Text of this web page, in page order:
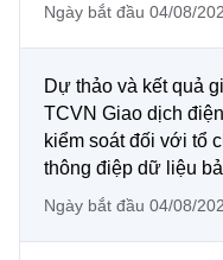
BỘ KHOA
Điều khoản sử dụng Theo
Cơ quan chủ quản: Bộ
Giám đốc Trung tâm
Liên hệ
Ngày bắt đầu 04/08/
Dự thảo và kết quả
TCVN Giao dịch
kiểm soát đối với tổ
thông điệp dữ liệu
Ngày bắt đầu 04/08/